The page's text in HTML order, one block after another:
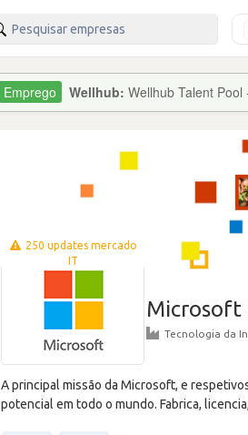
Wellhub: Wellhub Talent
250 updates mercado
IT
Microsoft
Tecnologia da
A principal missão da Microsoft, e
potencial em todo o mundo. Fabrica,